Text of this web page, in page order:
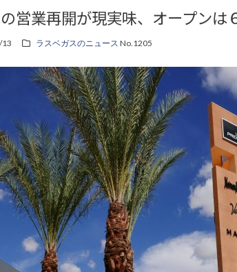
営業再開が現実味、オープンは
ラスベガスのニュース No.1205